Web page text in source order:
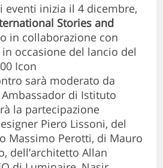
eventi inizia il 4 dicembre,
Stories and
in collaborazione con
occasione del lancio del
Icon
sarà moderato da
di Istituto
la partecipazione
Piero Lissoni, del
Massimo Perotti, di Mauro
dell’architetto Allan